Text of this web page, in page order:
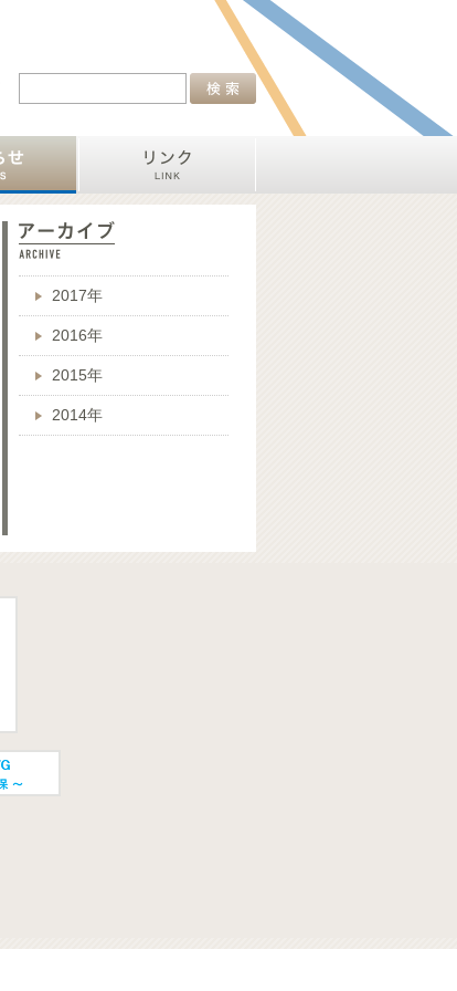
2017年
2016年
2015年
2014年